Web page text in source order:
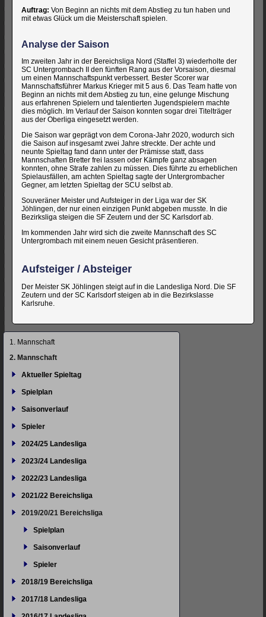
Auftrag: Von Beginn an nichts mit dem Abstieg zu tun haben und
mit etwas Glück um die Meisterschaft spielen.
Analyse der Saison
Im zweiten Jahr in der Bereichsliga Nord (Staffel 3) wiederholte der
SC Untergrombach II den fünften Rang aus der Vorsaison, diesmal
um einen Mannschaftspunkt verbessert. Bester Scorer war
Mannschaftsführer Markus Krieger mit 5 aus 6. Das Team hatte von
Beginn an nichts mit dem Abstieg zu tun, eine gelunge Mischung
aus erfahrenen Spielern und talentierten Jugendspielern machte
dies möglich. Im Verlauf der Saison konnten sogar drei Titelträger
aus der Oberliga eingesetzt werden.
Die Saison war geprägt von dem Corona-Jahr 2020, wodurch sich
die Saison auf insgesamt zwei Jahre streckte. Der achte und
neunte Spieltag fand dann unter der Prämisse statt, dass
Mannschaften Bretter frei lassen oder Kämpfe ganz absagen
konnten, ohne Strafe zahlen zu müssen. Dies führte zu erheblichen
Spielausfällen, am achten Spieltag sagte der Untergrombacher
Gegner, am letzten Spieltag der SCU selbst ab.
Souveräner Meister und Aufsteiger in der Liga war der SK
Jöhlingen, der nur einen einzigen Punkt abgeben musste. In die
Bezirksliga steigen die SF Zeutern und der SC Karlsdorf ab.
Im kommenden Jahr wird sich die zweite Mannschaft des SC
Untergrombach mit einem neuen Gesicht präsentieren.
Aufsteiger / Absteiger
Der Meister SK Jöhlingen steigt auf in die Landesliga Nord. Die SF
Zeutern und der SC Karlsdorf steigen ab in die Bezirkslasse
Karlsruhe.
Navigation
1. Mannschaft
2. Mannschaft
Aktueller Spieltag
Spielplan
Saisonverlauf
Spieler
2024/25 Landesliga
2023/24 Landesliga
2022/23 Landesliga
2021/22 Bereichsliga
2019/20/21 Bereichsliga
Spielplan
Saisonverlauf
Spieler
2018/19 Bereichsliga
2017/18 Landesliga